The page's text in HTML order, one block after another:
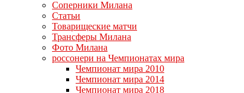
Соперники Милана
Статьи
Товарищеские матчи
Трансферы Милана
Фото Милана
россонери на Чемпионатах мира
Чемпионат мира 2010
Чемпионат мира 2014
Чемпионат мира 2018